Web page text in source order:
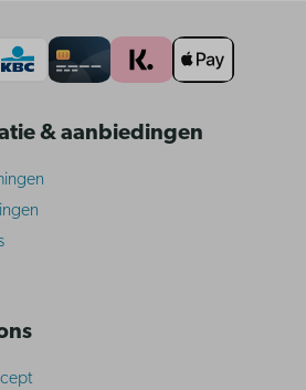
& aanbiedingen